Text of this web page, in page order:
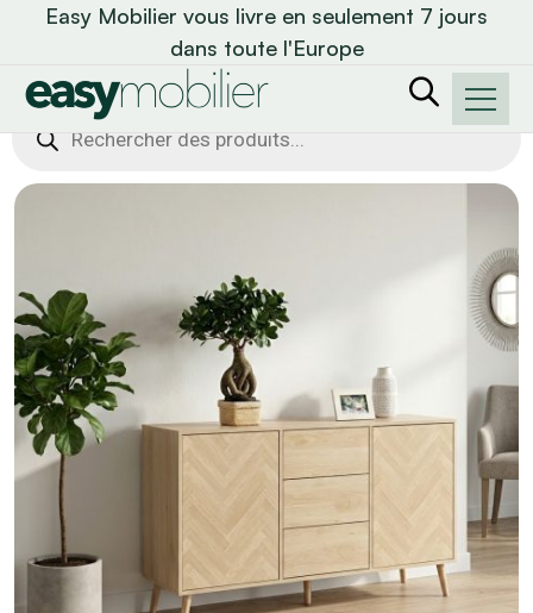
Easy Mobilier vous livre en seulement 7 jours
dans toute l'Europe
Recherche
de